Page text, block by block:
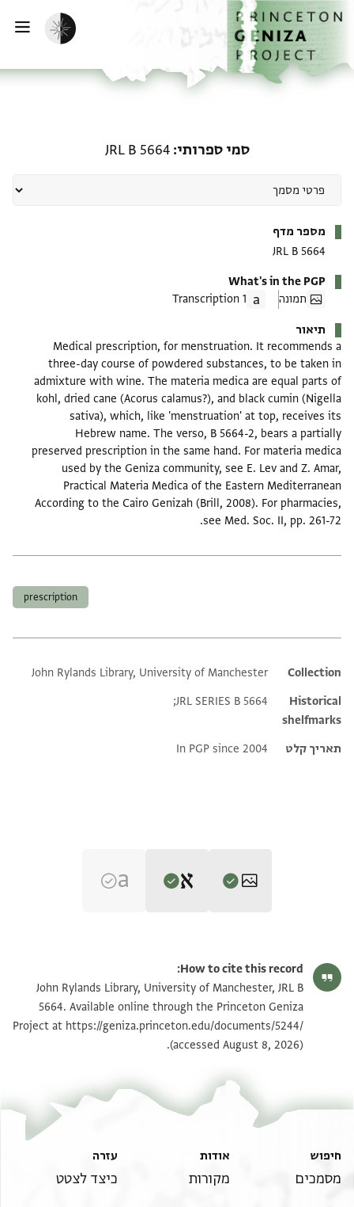
לתוכןהבית
הפעלת מצב כהה
סמי ספרותי JRL B 5664
מספר מדף
JRL B 5664
What's in the PGP
תמונה
1 Transcription
תיאור
Medical prescription, for menstruation. It recommends a
three-day course of powdered substances, to be taken in
admixture with wine. The materia medica are equal parts of
kohl, dried cane (Acorus calamus?), and black cumin (Nigella
sativa), which, like 'menstruation' at top, receives its
Hebrew name. The verso, B 5664-2, bears a partially
preserved prescription in the same hand. For materia medica
used by the Geniza community, see E. Lev and Z. Amar,
Practical Materia Medica of the Eastern Mediterranean
According to the Cairo Genizah (Brill, 2008). For pharmacies,
see Med. Soc. II, pp. 261-72.
prescription
Additional metadata
Collection
John Rylands Library, University of Manchester
Historical
shelfmarks
JRL SERIES B 5664;
תאריך קלט In PGP since 2004
Luke Yarbrough's digital edition.
ללנדה
נצף דרהם כחל אסוד
ומן דואראת אלקצב
אליאבס והוא אלאכץ
ותשרבה בכל חמר
ג איאם כל יום נצף
JRL B 5664 1 / 1 leaf, verso
תנאי היתר שימוש בתצלום
How to cite this record:
John Rylands Library, University of Manchester, JRL B
5664. Available online through the Princeton Geniza
Project athttps://geniza.princeton.edu/documents/5244/
(accessed August 8, 2026).
חיפוש
מסמכים
אודות
מקורות
עזרה
כיצד לצטט